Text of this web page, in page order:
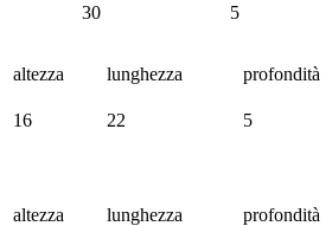
30 5
altezza lunghezza profondità
16 22 5
altezza lunghezza profondità